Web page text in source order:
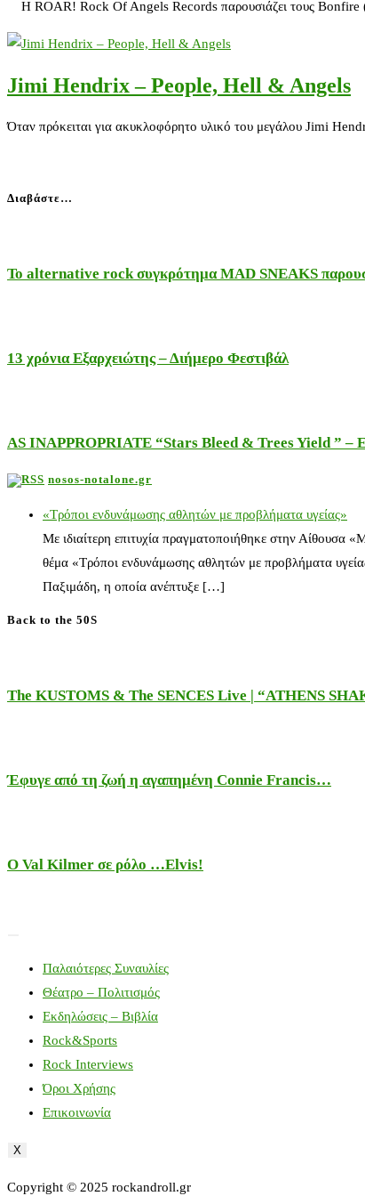
Η ROAR! Rock Of Angels Records παρουσιάζει τους
Jimi Hendrix – People, Hell & Angels
Όταν πρόκειται για ακυκλοφόρητο υλικό του μεγάλου Jimi
Διαβάστε…
Το alternative rock συγκρότημα MAD SNEAKS
13 χρόνια Εξαρχειώτης – Διήμερο Φεστιβάλ
AS INAPPROPRIATE “Stars Bleed & Trees Yield ” –
nosos-notalone.gr
«Τρόποι ενδυνάμωσης αθλητών με προβλήματα υγείας»
Με ιδιαίτερη επιτυχία πραγματοποιήθηκε στην
θέμα «Τρόποι ενδυνάμωσης αθλητών με προβλήματα
Παξιμάδη, η οποία ανέπτυξε […]
Back to the 50S
The KUSTOMS & The SENCES Live | “ATHENS
Έφυγε από τη ζωή η αγαπημένη Connie Francis…
Ο Val Kilmer σε ρόλο …Elvis!
Παλαιότερες Συναυλίες
Θέατρο – Πολιτισμός
Εκδηλώσεις – Βιβλία
Rock&Sports
Rock Interviews
Όροι Χρήσης
Επικοινωνία
X
Copyright © 2025 rockandroll.gr